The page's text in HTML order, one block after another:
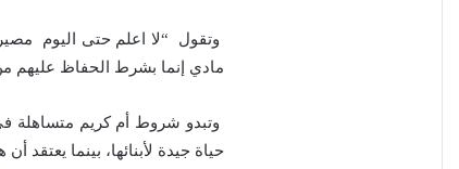
وتقول “لا اعلم حتى اليوم
مادي إنما بشرط الحفاظ عليهم
وتبدو شروط أم كريم متساهلة
حياة جيدة لأبنائها، بينما